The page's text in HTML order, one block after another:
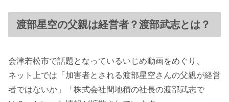
渡部星空の父親は経営者？渡部武志とは？
会津若松市で話題となっているいじめ動画をめぐり、
ネット上では「加害者とされる渡部星空さんの父親が経営
者ではないか」「株式会社間地積の社長の渡部武志で